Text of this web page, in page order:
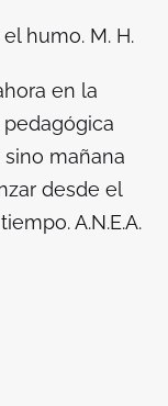
humo. M. H.
en la
mañana
desde el
A.N.E.A.